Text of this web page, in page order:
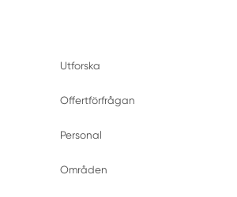
Utforska
Offertförfrågan
Personal
Områden